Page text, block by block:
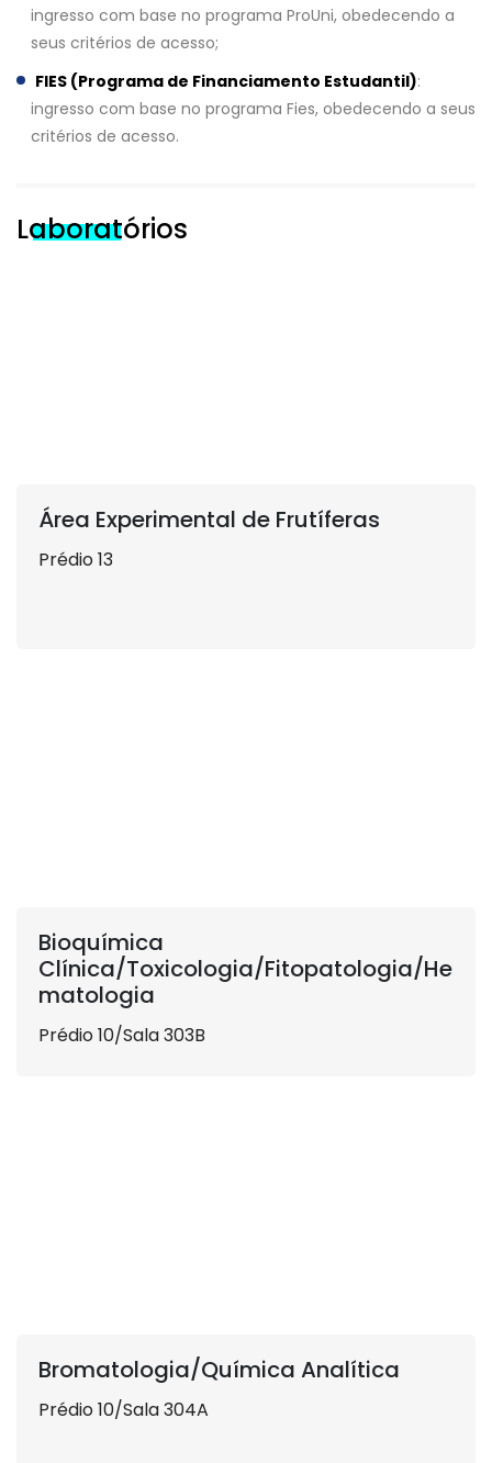
ingresso com base no programa ProUni, obedecendo a
seus critérios de acesso;
FIES (Programa de Financiamento Estudantil):
ingresso com base no programa Fies, obedecendo a seus
critérios de acesso.
Laboratórios
Área Experimental de Frutíferas
Prédio 13
Bioquímica
Clínica/Toxicologia/Fitopatologia/He
matologia
Prédio 10/Sala 303B
Bromatologia/Química Analítica
Prédio 10/Sala 304A